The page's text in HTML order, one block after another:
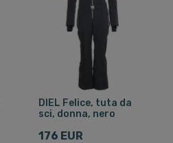
DIEL Felice, tuta da
sci, donna, nero
176 EUR